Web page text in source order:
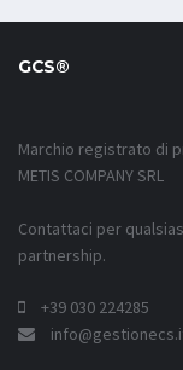
GCS®
Marchio registrato di
METIS COMPANY SRL
Contattaci per
partnership.
+39 030 224285